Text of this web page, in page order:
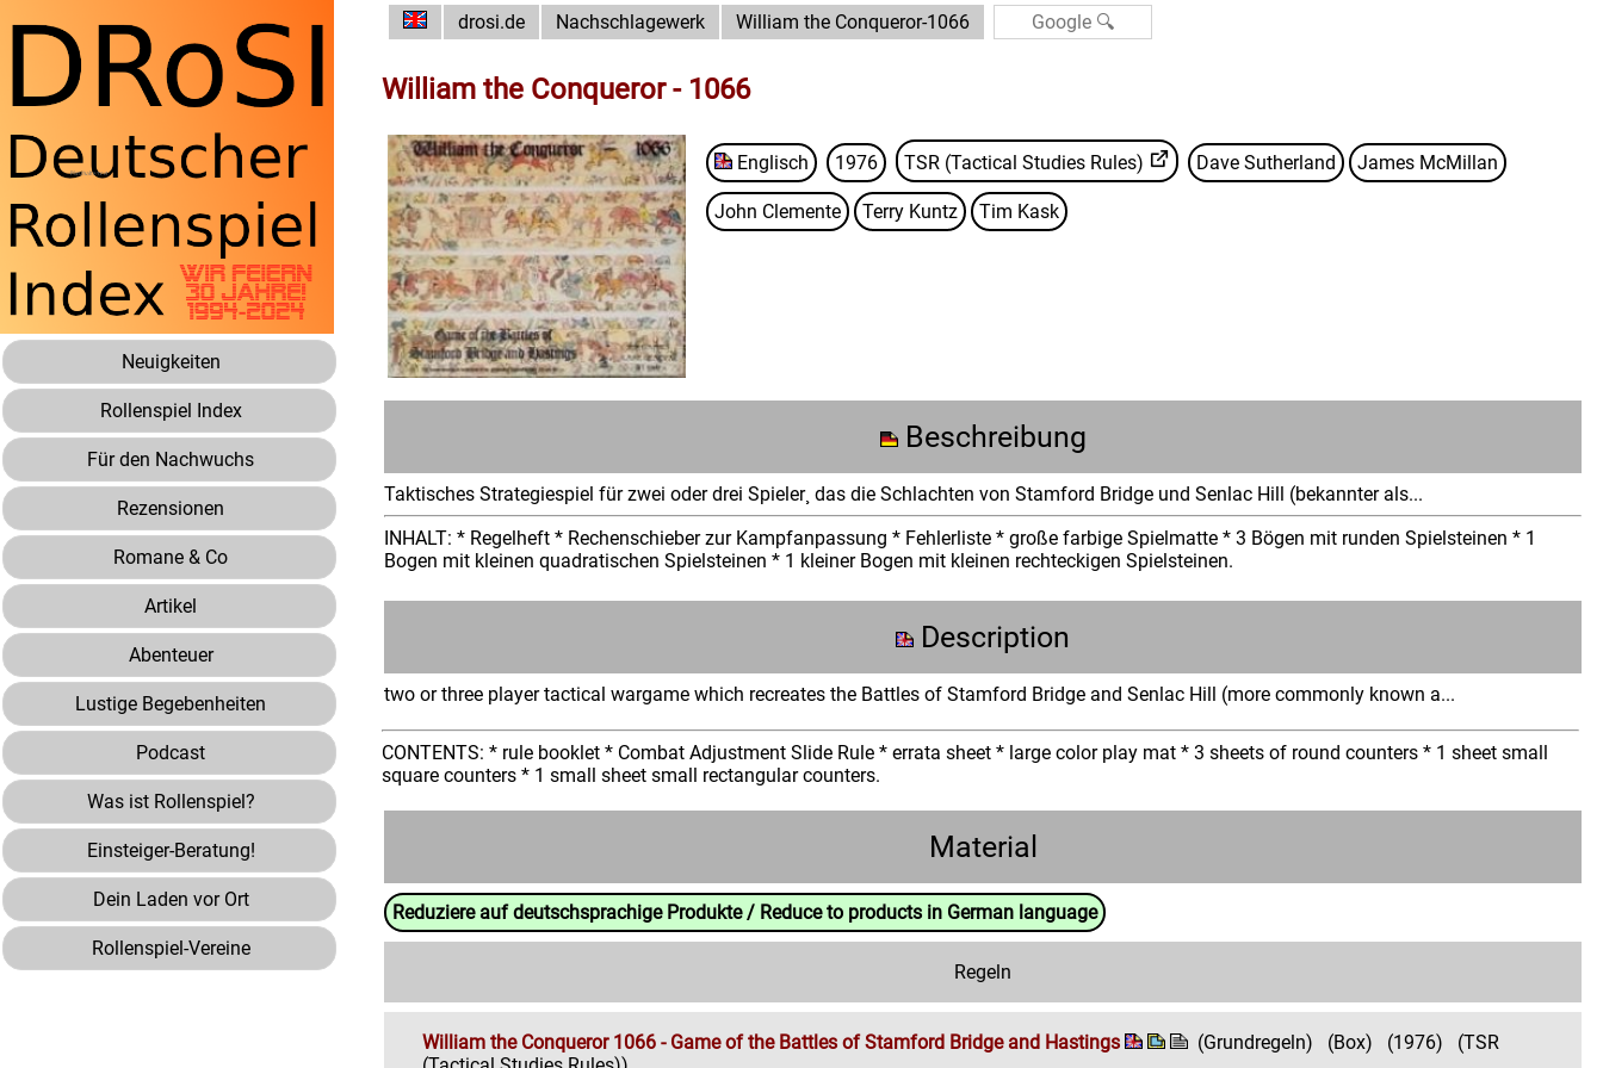
Neuigkeiten
Rollenspiel Index
Für den Nachwuchs
Rezensionen
Romane & Co
Artikel
Abenteuer
Lustige Begebenheiten
Podcast
Was ist Rollenspiel?
Einsteiger-Beratung!
Dein Laden vor Ort
Rollenspiel-Vereine
drosi.de Nachschlagewerk William the Conqueror-1066
William the Conqueror - 1066
Englisch 1976 TSR (Tactical Studies Rules) Dave Sutherland James McMillan
John Clemente Terry Kuntz Tim Kask
Beschreibung
Taktisches Strategiespiel für zwei oder drei Spieler¸ das die Schlachten von Stamford Bridge und Senlac Hill (bekannter als...
INHALT: * Regelheft * Rechenschieber zur Kampfanpassung * Fehlerliste * große farbige Spielmatte * 3 Bögen mit runden Spielsteinen * 1
Bogen mit kleinen quadratischen Spielsteinen * 1 kleiner Bogen mit kleinen rechteckigen Spielsteinen.
Description
two or three player tactical wargame which recreates the Battles of Stamford Bridge and Senlac Hill (more commonly known a...
CONTENTS: * rule booklet * Combat Adjustment Slide Rule * errata sheet * large color play mat * 3 sheets of round counters * 1 sheet small
square counters * 1 small sheet small rectangular counters.
Material
Reduziere auf deutschsprachige Produkte / Reduce to products in German language
Regeln
William the Conqueror 1066 - Game of the Battles of Stamford Bridge and Hastings (Grundregeln) (Box) (1976)
(TSR